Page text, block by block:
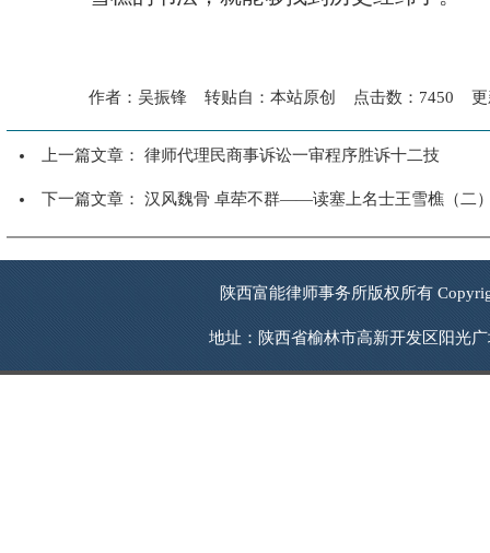
作者：吴振锋 转贴自：本站原创 点击数：7450 更
上一篇文章： 律师代理民商事诉讼一审程序胜诉十二技
下一篇文章： 汉风魏骨 卓荦不群——读塞上名士王雪樵（二
陕西富能律师事务所版权所有
地址：陕西省榆林市高新开发区阳光